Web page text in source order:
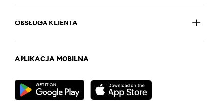
OBSŁUGA KLIENTA
APLIKACJA MOBILNA